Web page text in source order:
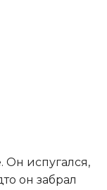
Он испугался,
он забрал